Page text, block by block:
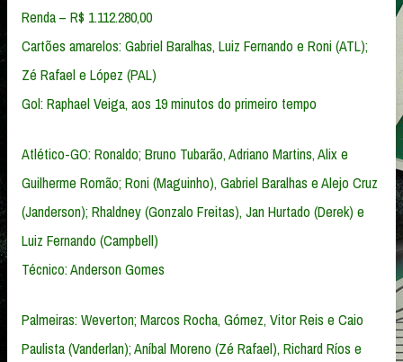
Renda – R$ 1.112.280,00
Cartões amarelos: Gabriel Baralhas, Luiz Fernando e Roni (ATL);
Zé Rafael e López (PAL)
Gol: Raphael Veiga, aos 19 minutos do primeiro tempo
Atlético-GO: Ronaldo; Bruno Tubarão, Adriano Martins, Alix e
Guilherme Romão; Roni (Maguinho), Gabriel Baralhas e Alejo Cruz
(Janderson); Rhaldney (Gonzalo Freitas), Jan Hurtado (Derek) e
Luiz Fernando (Campbell)
Técnico: Anderson Gomes
Palmeiras: Weverton; Marcos Rocha, Gómez, Vitor Reis e Caio
Paulista (Vanderlan); Aníbal Moreno (Zé Rafael), Richard Ríos e